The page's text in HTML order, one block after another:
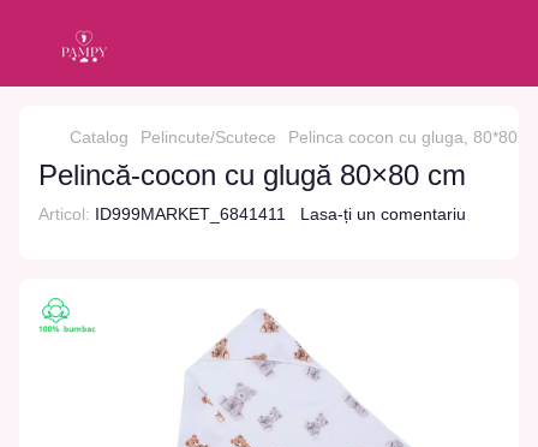
Catalog Pelincute/Scutece Pelinca cocon cu gluga, 80*80
Pelincă-cocon cu glugă 80×80 cm
Articol: ID999MARKET_6841411 Lasa-ți un comentariu